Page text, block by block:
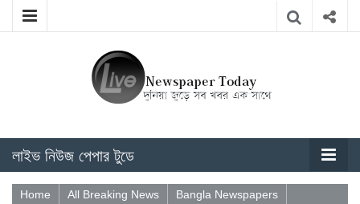
লাইভ নিউজ পেপার টুডে
Home All Breaking News
Bangla Newspapers